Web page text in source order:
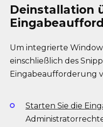
Deinstallation
Um integrierte
einschließlich des
Eingabeaufforderung
Starten Sie die